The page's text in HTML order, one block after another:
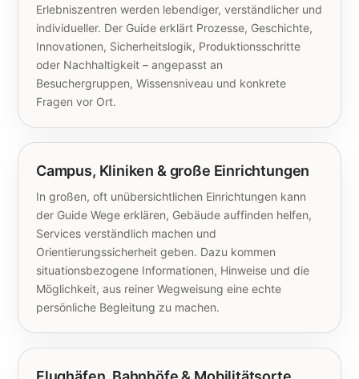
Erlebniszentren werden lebendiger, verständlicher und
individueller. Der Guide erklärt Prozesse, Geschichte,
Innovationen, Sicherheitslogik, Produktionsschritte
oder Nachhaltigkeit – angepasst an
Besuchergruppen, Wissensniveau und konkrete
Fragen vor Ort.
Campus, Kliniken & große Einrichtungen
In großen, oft unübersichtlichen Einrichtungen kann
der Guide Wege erklären, Gebäude auffinden helfen,
Services verständlich machen und
Orientierungssicherheit geben. Dazu kommen
situationsbezogene Informationen, Hinweise und die
Möglichkeit, aus reiner Wegweisung eine echte
persönliche Begleitung zu machen.